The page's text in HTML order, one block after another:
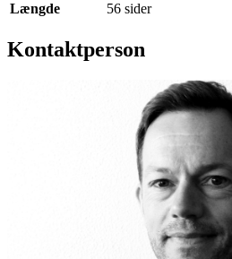
Længde
56 sider
Kontaktperson